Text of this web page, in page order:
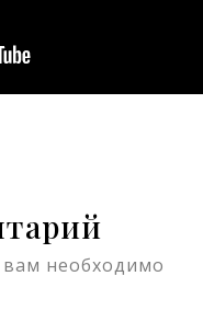
необходимо